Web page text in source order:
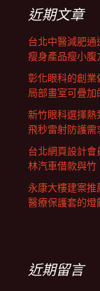
近期文章
台北中醫減肥
瘦身產品瘦小腹
彰化眼科的創
局部畫室可疊加
新竹眼科選擇熱
飛秒雷射防護需
台北網頁設計
林汽車借款與竹
永康大樓建案推
醫療保護套的燈
近期留言